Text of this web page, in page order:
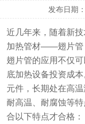
发布日期
近几年来，随着新
加热管材——翅片管
翅片管的应用不仅
底加热设备投资成
元件，长期处在高
耐高温、耐腐蚀等
合以下特点才合格：